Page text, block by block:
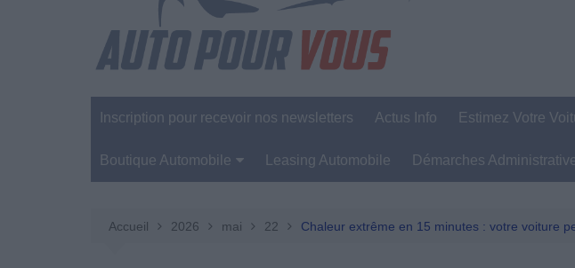
Inscription pour recevoir nos newsletters Actus Info Estimez Votre
Boutique Automobile
Entretien Automobile
Leasing Automobile Démarches
Permis De Conduire
Accueil 2026 mai 22 Chaleur extrême en 15 minutes : votre voiture